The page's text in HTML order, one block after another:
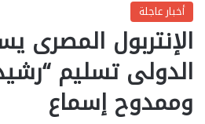
أخبار عاجلة
الإنتربول المصرى
الدولى تسليم
وممدوح إسماع